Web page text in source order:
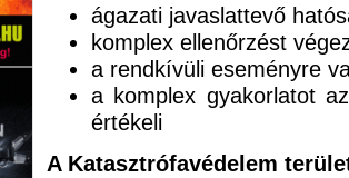
ágazati javaslattevő
komplex ellenőrzést
a rendkívüli eseményre
a komplex gyakorlatot
értékeli
A Katasztrófavédelem